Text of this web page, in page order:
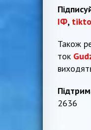
ІФ,
Також
ток
2636